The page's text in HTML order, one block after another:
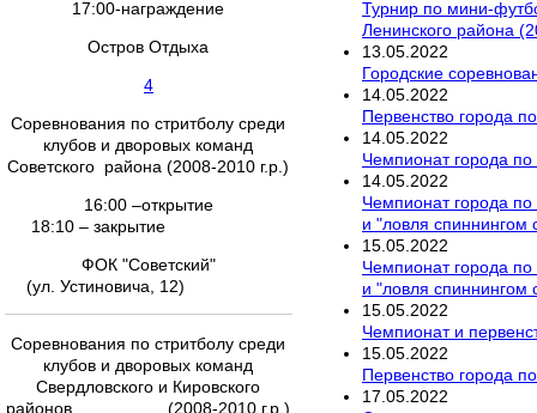
17:00-награждение
Остров Отдыха
4
Соревнования по стритболу среди
клубов и дворовых команд
Советского района (2008-2010 г.р.)
16:00 –открытие
18:10 – закрытие
ФОК "Советский"
(ул. Устиновича, 12)
Соревнования по стритболу среди
клубов и дворовых команд
Свердловского и Кировского
районов (2008-2010 г.р.)
Турнир по мини-
Ленинского района
13 05 2022
Городские
14 05 2022
Первенство города
14 05 2022
Чемпионат города по
14 05 2022
Чемпионат города
и "ловля спиннингом
15 05 2022
Чемпионат города
и "ловля спиннингом
15 05 2022
Чемпионат и
15 05 2022
Первенство города
17 05 2022